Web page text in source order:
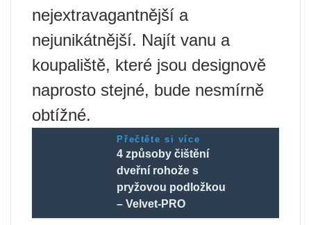
nejextravagantnější a
nejunikátnější. Najít vanu a
koupaliště, které jsou designově
naprosto stejné, bude nesmírně
obtížné.
Přečtěte si více
4 způsoby čištění
dveřní rohože s
pryžovou podložkou
– Velvet-PRO